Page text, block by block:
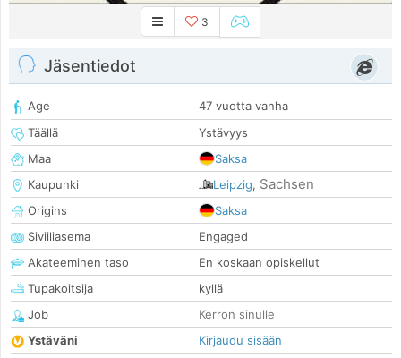
3
Jäsentiedot
Age
47 vuotta vanha
Täällä
Ystävyys
Maa
Saksa
Kaupunki
Leipzig, Sachsen
Origins
Saksa
Siviiliasema
Engaged
Akateeminen taso
En koskaan opiskellut
Tupakoitsija
kyllä
Job
Kerron sinulle
Ystäväni
Kirjaudu sisään